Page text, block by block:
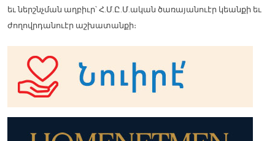
եւ ներշնչման աղբիւր՝ Հ.Մ.Ը.Մ.ական ծառայանուէր կեանքի եւ
ժողովրդանուէր աշխատանքի։